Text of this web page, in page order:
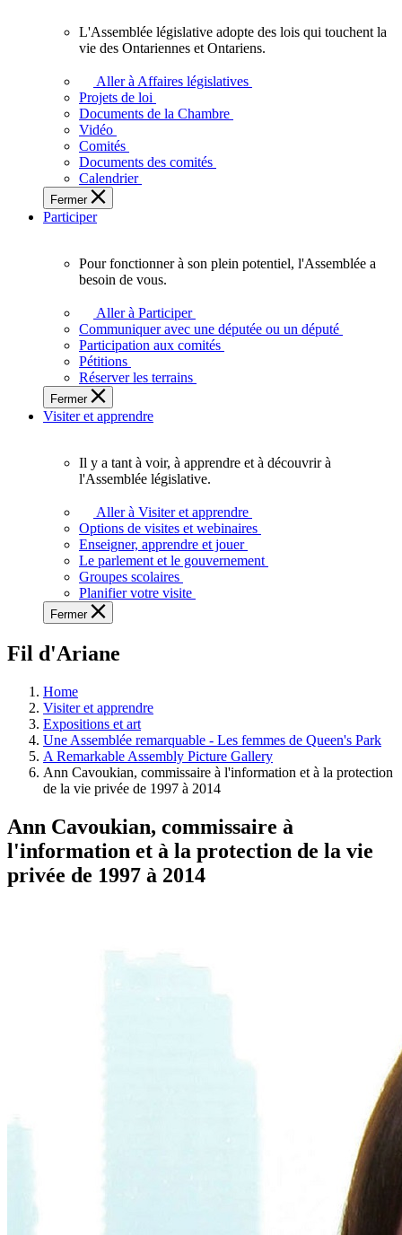
l'Ontario.
L'Assemblée
adopte
touchent
des
Ontariennes
et
L'Assemblée législative adopte des lois qui touchent la
vie des Ontariennes et Ontariens.
Aller à Affaires législatives
Projets de loi
Documents de la Chambre
Vidéo
Comités
Documents des comités
Calendrier
Fermer
Participer
plein
potentiel,
l'Assemblée
a
besoin
de
Pour fonctionner à son plein potentiel, l'Assemblée a
besoin de vous.
Aller à Participer
Communiquer avec une députée ou un député
Participation aux comités
Pétitions
Réserver les terrains
Fermer
Visiter et apprendre
voir,
apprendre
et
à
à
législative.
Il y a tant à voir, à apprendre et à découvrir à
l'Assemblée législative.
Aller à Visiter et apprendre
Options de visites et webinaires
Enseigner, apprendre et jouer
Le parlement et le gouvernement
Groupes scolaires
Planifier votre visite
Fermer
Fil d'Ariane
Home
Visiter et apprendre
Expositions et art
Une Assemblée remarquable - Les femmes de Queen's Park
A Remarkable Assembly Picture Gallery
Ann Cavoukian, commissaire à l'information et à la protection
de la vie privée de 1997 à 2014
Ann Cavoukian, commissaire à
l'information et à la protection de la vie
privée de 1997 à 2014